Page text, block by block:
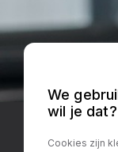
We
wil je dat?
Cookies zijn